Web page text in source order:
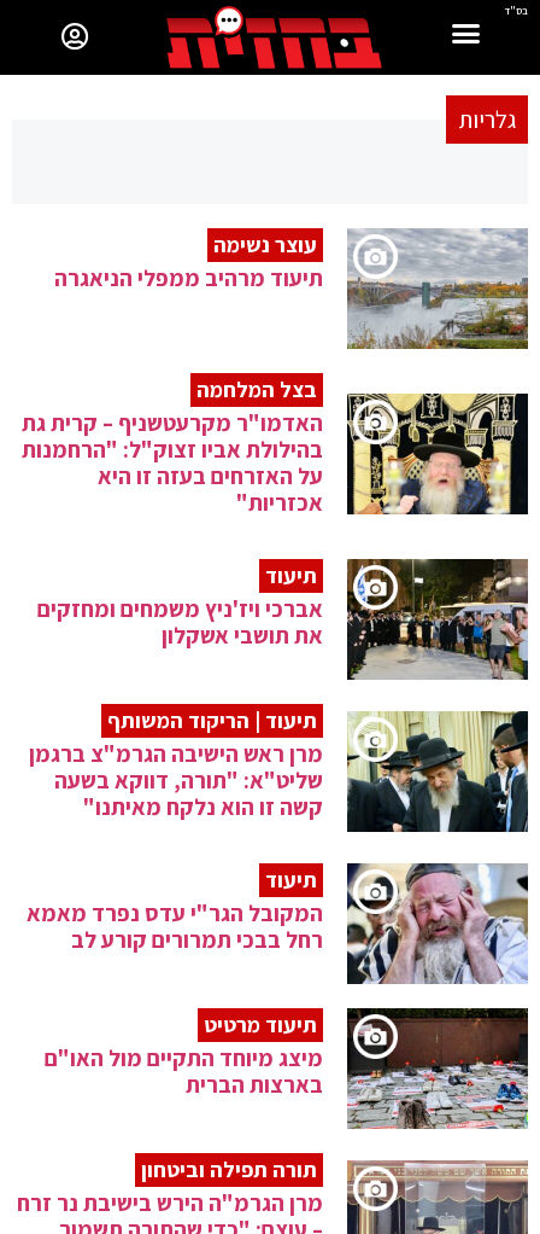
בס"ד
גלריות
עוצר נשימה
תיעוד מרהיב ממפלי הניאגרה
בצל המלחמה
האדמו"ר מקרעטשניף – קרית גת
בהילולת אביו זצוק"ל: "הרחמנות
על האזרחים בעזה זו היא
אכזריות"
תיעוד
אברכי ויז'ניץ משמחים ומחזקים
את תושבי אשקלון
תיעוד | הריקוד המשותף
מרן ראש הישיבה הגרמ"צ ברגמן
שליט"א: "תורה, דווקא בשעה
קשה זו הוא נלקח מאיתנו"
תיעוד
המקובל הגר"י עדס נפרד מאמא
רחל בבכי תמרורים קורע לב
תיעוד מרטיט
מיצג מיוחד התקיים מול האו"ם
בארצות הברית
תורה תפילה וביטחון
מרן הגרמ"ה הירש בישיבת נר זרח